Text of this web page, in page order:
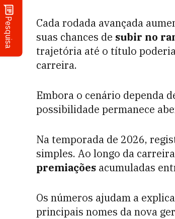
Pesquisa
Cada rodada avançada
suas chances de subir no
trajetória até o título
carreira.
Embora o cenário dependa
possibilidade permanece
Na temporada de 2026,
simples. Ao longo da
premiações acumuladas
Os números ajudam a
principais nomes da nova